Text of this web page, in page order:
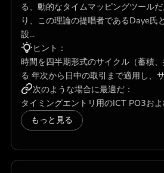
る、動的なタイムマッピングツール
り、この理論の提唱者であるDaye氏
設...
ヒント：
時間を四半期形式のサイクル（蓄積
る 年次から日中の取引まで適用し、
次のような場合に最適だ：
タイミングエントリ用のICT PO3お
もっと見る